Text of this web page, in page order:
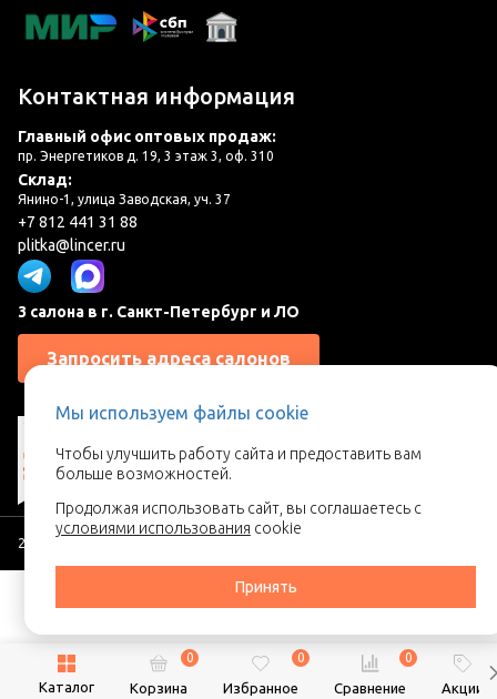
Каталог Корзина
0
Избранное
0
Сравнение
0
Акции
Контактная информация
Главный офис оптовых продаж:
пр. Энергетиков д. 19, 3 этаж 3, оф. 310
Склад:
Янино-1, улица Заводская, уч. 37
+7 812 441 31 88
plitka@lincer.ru
3 салона в г. Санкт-Петербург и ЛО
Запросить адреса салонов
2026 © Линкер - Ваш поставщик керамической плитки
Мы используем файлы cookie
Чтобы улучшить работу сайта и предоставить вам
больше возможностей.
Продолжая использовать сайт, вы соглашаетесь с
условиями использования cookie
Принять